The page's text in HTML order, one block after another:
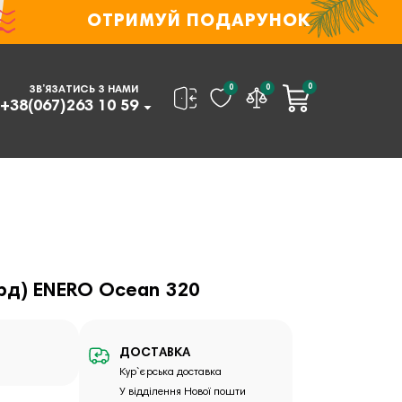
ОТРИМУЙ ПОДАРУНОК
ЗВ’ЯЗАТИСЬ З НАМИ
+38(067)263 10 59
0 0 0
ENERO Ocean 320
ДОСТАВКА
Кур`єрська доставка
У відділення Нової пошти